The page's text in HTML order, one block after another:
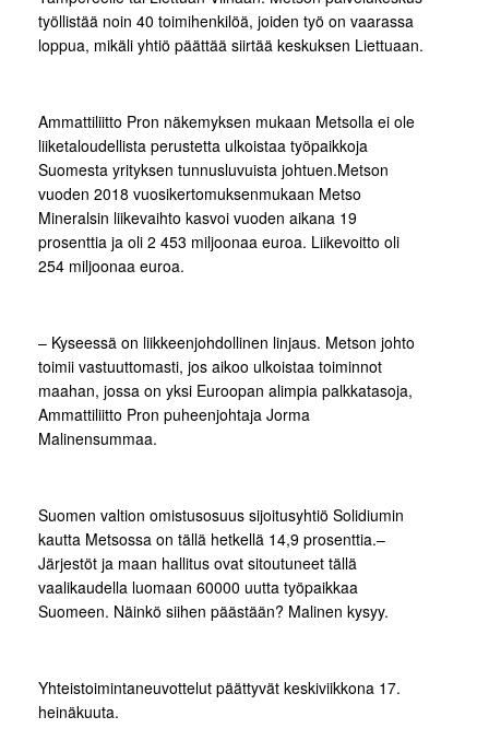
työllistää noin 40 toimihenkilöä, joiden työ on vaarassa
loppua, mikäli yhtiö päättää siirtää keskuksen Liettuaan.
Ammattiliitto Pron näkemyksen mukaan Metsolla ei ole
liiketaloudellista perustetta ulkoistaa työpaikkoja
Suomesta yrityksen tunnusluvuista johtuen.Metson
vuoden 2018 vuosikertomuksenmukaan Metso
Mineralsin liikevaihto kasvoi vuoden aikana 19
prosenttia ja oli 2 453 miljoonaa euroa. Liikevoitto oli
254 miljoonaa euroa.
– Kyseessä on liikkeenjohdollinen linjaus. Metson johto
toimii vastuuttomasti, jos aikoo ulkoistaa toiminnot
maahan, jossa on yksi Euroopan alimpia palkkatasoja,
Ammattiliitto Pron puheenjohtaja Jorma
Malinensummaa.
Suomen valtion omistusosuus sijoitusyhtiö Solidiumin
kautta Metsossa on tällä hetkellä 14,9 prosenttia.–
Järjestöt ja maan hallitus ovat sitoutuneet tällä
vaalikaudella luomaan 60000 uutta työpaikkaa
Suomeen. Näinkö siihen päästään? Malinen kysyy.
Yhteistoimintaneuvottelut päättyvät keskiviikkona 17.
heinäkuuta.